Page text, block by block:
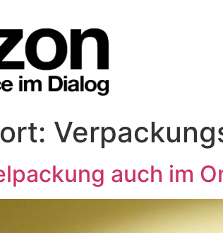
auch im